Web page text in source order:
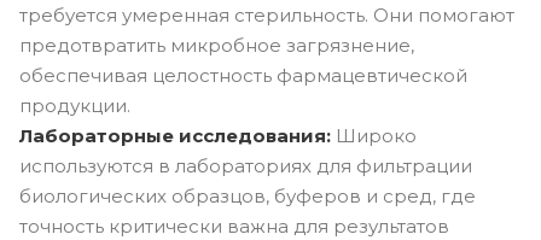
требуется умеренная стерильность. Они помогают
предотвратить микробное загрязнение,
обеспечивая целостность фармацевтической
продукции.
Лабораторные исследования: Широко
используются в лабораториях для фильтрации
биологических образцов, буферов и сред, где
точность критически важна для результатов